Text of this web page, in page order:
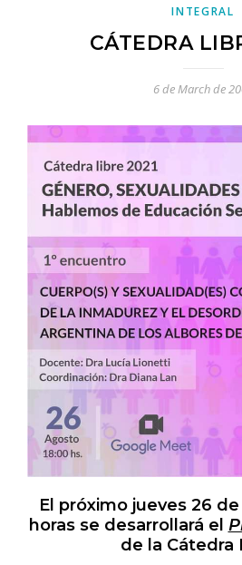
INTEGRAL
CÁTEDRA
6 de March de
El próximo jueves 26
horas se desarrollará el
de la Cátedra